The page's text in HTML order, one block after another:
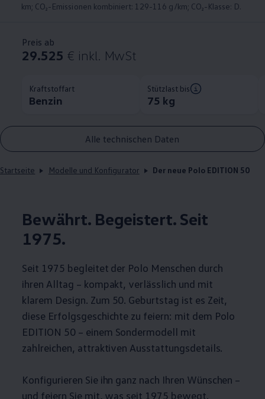
km; CO₂-Emissionen kombiniert: 129-116 g/km; CO₂-Klasse: D.
Preis ab
29.525 € inkl. MwSt
Kraftstoffart
Benzin
Stützlast bis
75 kg
Alle technischen Daten
Startseite Modelle und Konfigurator Der neue Polo EDITION 50
Bewährt. Begeistert. Seit
1975.
Seit 1975 begleitet der Polo Menschen durch
ihren Alltag – kompakt, verlässlich und mit
klarem Design. Zum 50. Geburtstag ist es Zeit,
diese Erfolgsgeschichte zu feiern: mit dem Polo
EDITION 50 – einem Sondermodell mit
zahlreichen, attraktiven Ausstattungsdetails.
Konfigurieren Sie ihn ganz nach Ihren Wünschen –
und feiern Sie mit, was seit 1975 bewegt.